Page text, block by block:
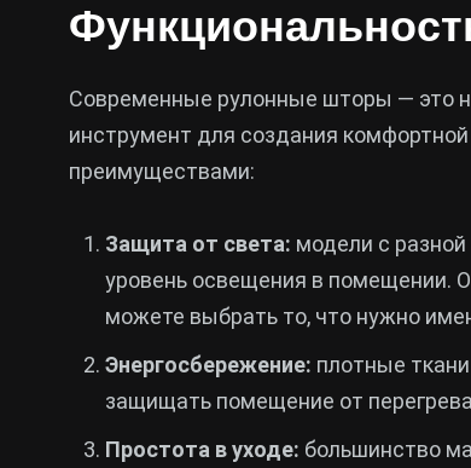
Современные рулонные шторы — это
инструмент для создания
преимуществами:
Защита от света: модели с
уровень освещения в помещении.
можете выбрать то, что нужно
Энергосбережение: плотные
защищать помещение от
Простота в уходе: большинство